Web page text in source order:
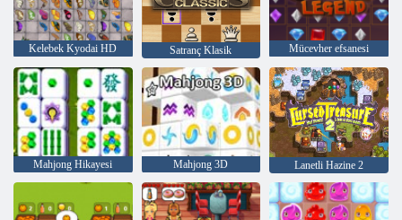
Kelebek Kyodai HD Satranç Klasik Mücevher efsanesi
Mahjong Hikayesi Mahjong 3D Lanetli Hazine 2